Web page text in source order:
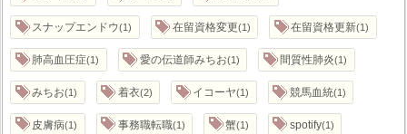
スナップエンドウ 1 在留資格変更 1 在留資格更新 1
肺高血圧症 1 愛の伝道師みちお 1 間質性肺炎 1
みちお 1 着衣 2 イコーヤ 1 競馬血統 1
皮膚病 1 事務職転職 1 蟹 1 spotify 1